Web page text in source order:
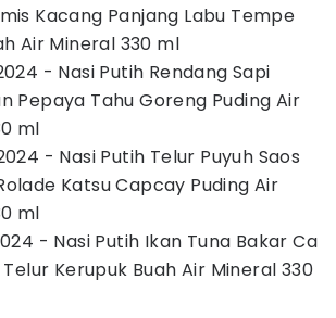
Kacang Panjang Labu Tempe
Air Mineral 330 ml
- Nasi Putih Rendang Sapi
Pepaya Tahu Goreng Puding Air
ml
- Nasi Putih Telur Puyuh Saos
Katsu Capcay Puding Air
ml
- Nasi Putih Ikan Tuna Bakar Ca
Kerupuk Buah Air Mineral 330